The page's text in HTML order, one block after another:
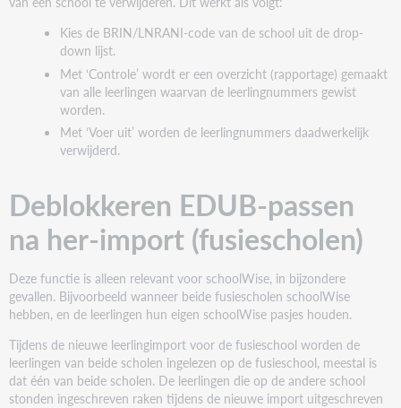
Kies de BRIN/LNRANI-code van de school uit de drop-
down lijst.
Met ‘Controle’ wordt er een overzicht (rapportage) gemaakt
van alle leerlingen waarvan de leerlingnummers gewist
worden.
Met ‘Voer uit’ worden de leerlingnummers daadwerkelijk
verwijderd.
Deblokkeren EDUB-passen
na her-import (fusiescholen)
Deze functie is alleen relevant voor schoolWise, in bijzondere
gevallen. Bijvoorbeeld wanneer beide fusiescholen schoolWise
hebben, en de leerlingen hun eigen schoolWise pasjes houden.
Tijdens de nieuwe leerlingimport voor de fusieschool worden de
leerlingen van beide scholen ingelezen op de fusieschool, meestal is
dat één van beide scholen. De leerlingen die op de andere school
stonden ingeschreven raken tijdens de nieuwe import uitgeschreven